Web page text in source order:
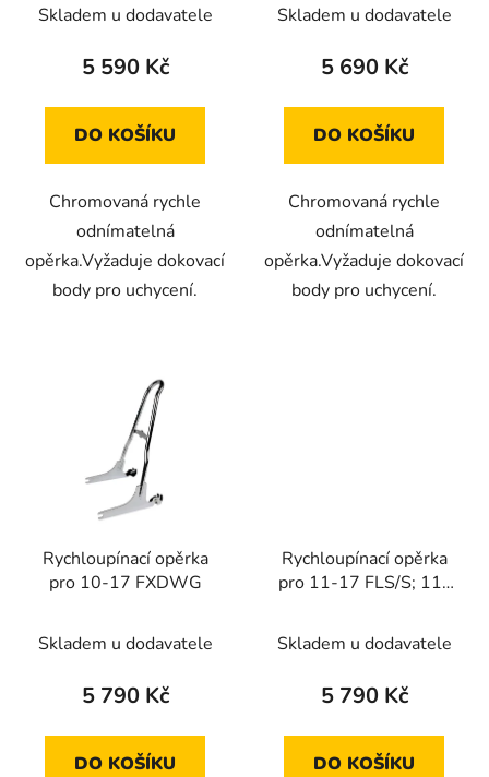
Skladem u dodavatele
5 590 Kč
DO KOŠÍKU
Chromovaná rychle
odnímatelná
opěrka.Vyžaduje dokovací
body pro uchycení.
Skladem u dodavatele
5 690 Kč
DO KOŠÍKU
Chromovaná rychle
odnímatelná
opěrka.Vyžaduje dokovací
body pro uchycení.
Rychloupínací opěrka
pro 10-17 FXDWG
Skladem u dodavatele
5 790 Kč
DO KOŠÍKU
Rychloupínací opěrka
pro 11-17 FLS/S; 11-
Skladem u dodavatele
5 790 Kč
DO KOŠÍKU